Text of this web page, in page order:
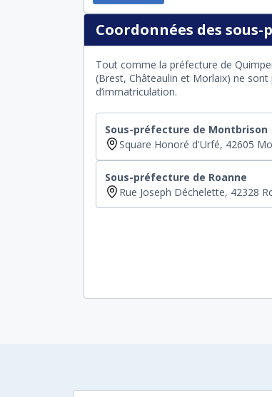
Coordonnées des
Tout comme la préfecture de
(Brest, Châteaulin et Morlaix) ne
d’immatriculation.
Sous-préfecture de Montbrison
Square Honoré d'Urfé, 42605
Sous-préfecture de Roanne
Rue Joseph Déchelette, 42328